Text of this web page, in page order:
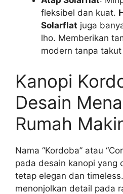
fleksibel dan kuat.
Solarflat juga
lho. Memberikan
modern tanpa takut
Kanopi
Desain
Rumah
Nama “Kordoba” atau
pada desain kanopi yang
tetap elegan dan
menonjolkan detail pada